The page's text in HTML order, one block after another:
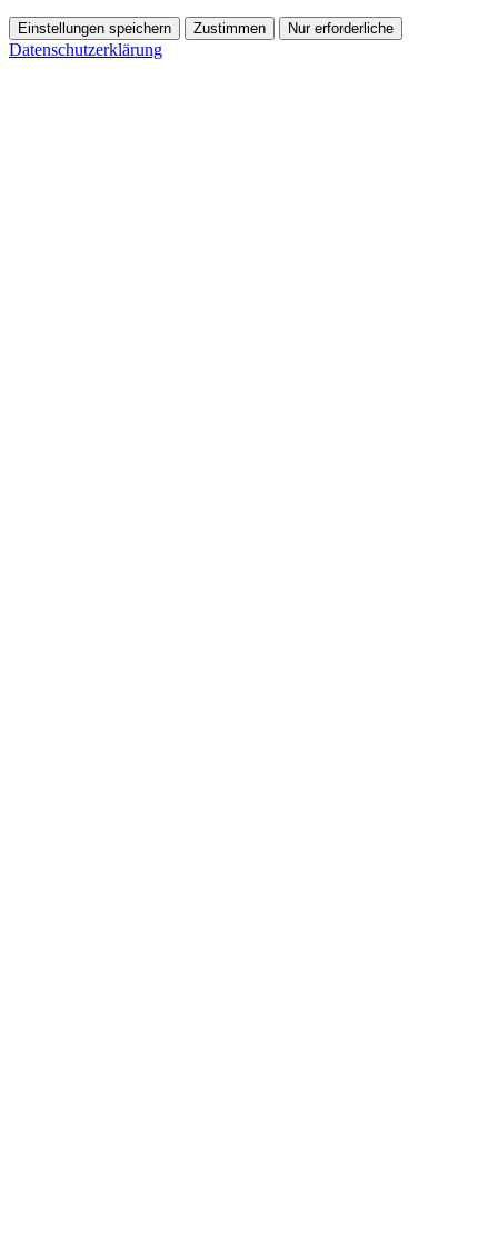
Einstellungen speichern Zustimmen Nur erforderliche
Datenschutzerklärung